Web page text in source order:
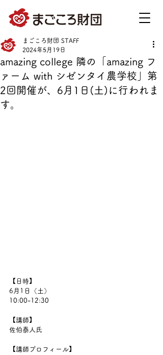
amazing college 隣の「amazing フ
ァーム with シゼンタイ農学校」第
2回開催が、6月1日(土)に行われま
す。
まごころ財団 STAFF
2024年5月19日
【日時】
6月1日（土）
10:00-12:30
【講師】
佐伯泰人氏
【講師プロフィール】